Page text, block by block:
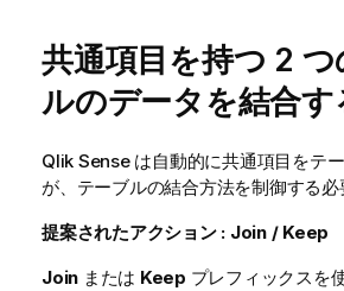
共通項目を持つ 2
ルのデータを結合す
Qlik Senseは自動的に共通項目をテ
が、テーブルの結合方法を制御する必
提案されたアクション : Join / Keep
Join または Keep プレフィックスを